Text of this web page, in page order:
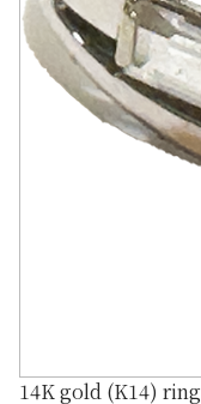
14K gold (K14) ring